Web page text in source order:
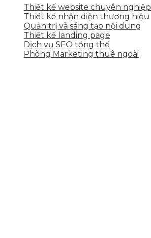
Thiết kế website chuyên nghiệp
Thiết kế nhận diện thương hiệu
Quản trị và sáng tạo nội dung
Thiết kế landing page
Dịch vụ SEO tổng thể
Phòng Marketing thuê ngoài